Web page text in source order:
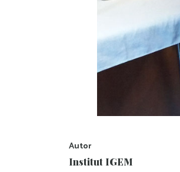
Autor
Institut IGEM